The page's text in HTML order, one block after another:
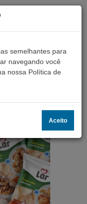
semelhantes para
navegando você
nossa Política de
Aceito